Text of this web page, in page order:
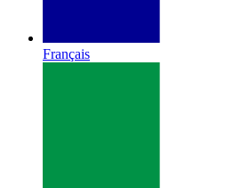
Français